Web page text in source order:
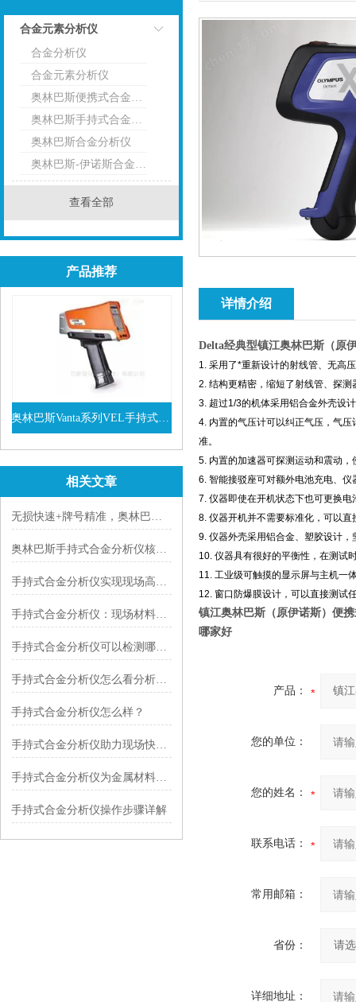
合金元素分析仪
合金分析仪
合金元素分析仪
奥林巴斯便携式合金分析仪
奥林巴斯手持式合金分析仪
奥林巴斯合金分析仪
奥林巴斯-伊诺斯合金分析仪
查看全部
产品推荐
奥林巴斯Vanta系列VEL手持式XRF光谱仪
查看详情
相关文章
无损快速+牌号精准，奥林巴斯手持式合金分析仪，适配多场景
奥林巴斯手持式合金分析仪核心优势解析：赋能全场景精准检测
手持式合金分析仪实现现场高效工作
手持式合金分析仪：现场材料检测的移动分析利器
手持式合金分析仪可以检测哪些元素？
手持式合金分析仪怎么看分析结果？
手持式合金分析仪怎么样？
手持式合金分析仪助力现场快速检测
手持式合金分析仪为金属材料检测带来便捷与高效
手持式合金分析仪操作步骤详解
详情介绍
Delta经典型镇江奥林巴斯（原
1. 采用了*重新设计的射线管、无高
2. 结构更精密，缩短了射线管、探
3. 超过1/3的机体采用铝合金外壳设
4. 内置的气压计可以纠正气压，气
准。
5. 内置的加速器可探测运动和震动
6. 智能接驳座可对额外电池充电、
7. 仪器即使在开机状态下也可更换
8. 仪器开机并不需要标准化，可以
9. 仪器外壳采用铝合金、塑胶设计
10. 仪器具有很好的平衡性，在测试
11. 工业级可触摸的显示屏与主机一
12. 窗口防爆膜设计，可以直接测试
镇江奥林巴斯（原伊诺斯）便
哪家好
产品：
您的单位：
您的姓名：
联系电话：
常用邮箱：
省份：
详细地址：